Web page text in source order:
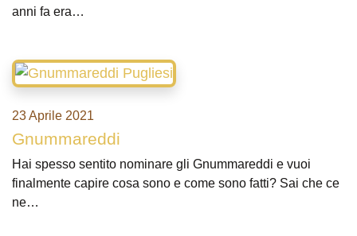
anni fa era…
23 Aprile 2021
Gnummareddi
Hai spesso sentito nominare gli Gnummareddi e vuoi
finalmente capire cosa sono e come sono fatti? Sai che ce
ne…